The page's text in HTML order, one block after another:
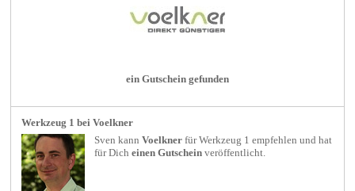
ein Gutschein gefunden
Werkzeug 1 bei Voelkner
Sven kannVoelkner fürWerkzeug 1 empfehlen und hat
für Dicheinen Gutschein veröffentlicht.